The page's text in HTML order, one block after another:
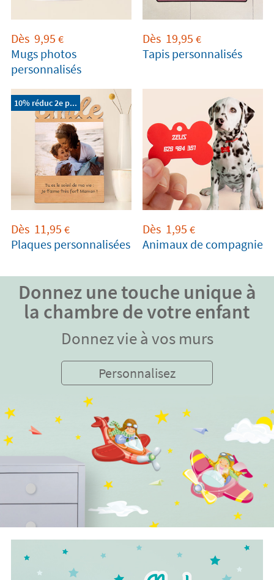
Dès 9,95 €
Mugs photos
personnalisés
Dès 19,95 €
Tapis personnalisés
10% réduc 2e p...
Dès 11,95 €
Plaques personnalisées
Dès 1,95 €
Animaux de compagnie
Donnez une touche unique à
la chambre de votre enfant
Donnez vie à vos murs
Personnalisez